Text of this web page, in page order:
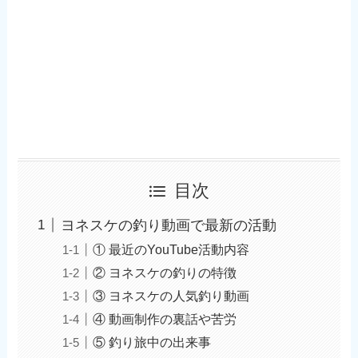
目次
ヨネスケの釣り動画で最新の活動
① 最近のYouTube活動内容
② ヨネスケの釣りの特徴
③ ヨネスケの人気釣り動画
④ 動画制作の裏話や苦労
⑤ 釣り旅中の出来事